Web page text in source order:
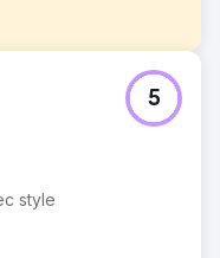
doubler sa base
sur un
d'affaires moyen de
sa présence
efficacement les
style
5